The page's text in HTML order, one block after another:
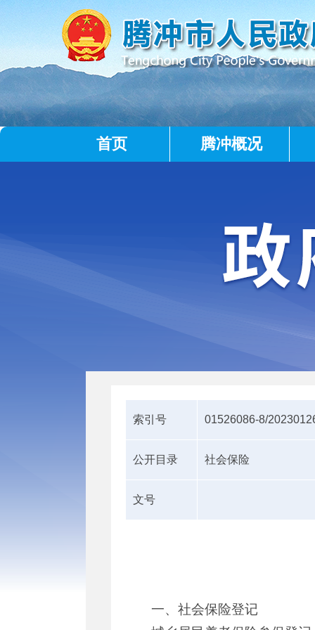
首页 腾冲概况
索引号 01526086-8/
公开目录 社会保险
文号
一、社会保险登记